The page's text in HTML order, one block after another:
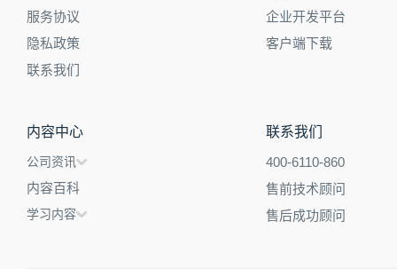
服务协议
隐私政策
联系我们
企业开发平台
客户端下载
内容中心
公司资讯
内容百科
学习内容
联系我们
400-6110-860
售前技术顾问
售后成功顾问